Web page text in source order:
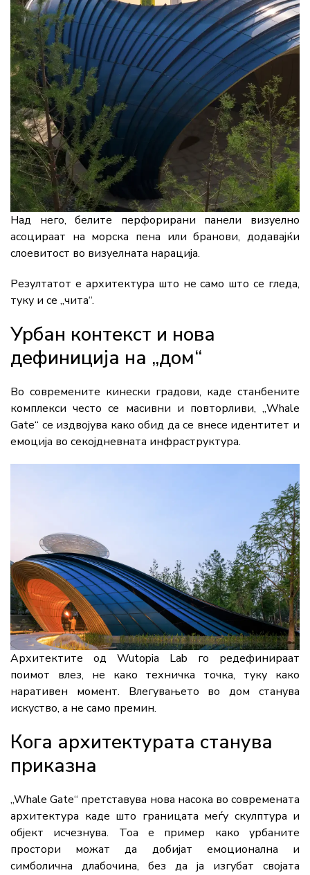
Над него, белите перфорирани панели визуелно
асоцираат на морска пена или бранови, додавајќи
слоевитост во визуелната нарација.
Резултатот е архитектура што не само што се гледа,
туку и се „чита“.
Урбан контекст и нова
дефиниција на „дом“
Во современите кинески градови, каде станбените
комплекси често се масивни и повторливи, „Whale
Gate“ се издвојува како обид да се внесе идентитет и
емоција во секојдневната инфраструктура.
Архитектите од Wutopia Lab го редефинираат
поимот влез, не како техничка точка, туку како
наративен момент. Влегувањето во дом станува
искуство, а не само премин.
Кога архитектурата станува
приказна
„Whale Gate“ претставува нова насока во современата
архитектура каде што границата меѓу скулптура и
објект исчезнува. Тоа е пример како урбаните
простори можат да добијат емоционална и
симболична длабочина, без да ја изгубат својата